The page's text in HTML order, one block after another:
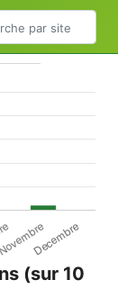
(sur 10